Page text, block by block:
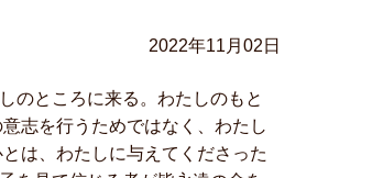
2022年11月02日
のところに来る。わたしのもと
志を行うためではなく、わたし
は、わたしに与えてくださった